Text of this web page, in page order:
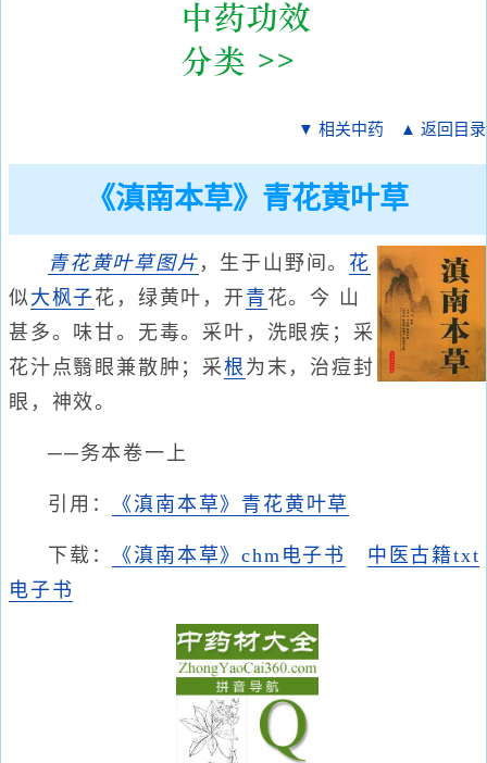
▼ 相关中药 ▲ 返回目录
《滇南本草》青花黄叶草
青花黄叶草图片 ，生于山野间。 花
似大枫子花，绿黄叶，开 青 花。今 山
甚多。味甘。无毒。采叶，洗眼疾；采
花汁点翳眼兼散肿；采根 为末，治痘封
眼，神效。
──务本卷一上
引用： 《滇南本草》青花黄叶草
下载： 《滇南本草》chm电子书
中医古籍txt
电子书